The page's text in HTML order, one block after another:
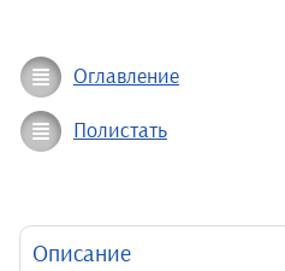
Оглавление
Полистать
Описание